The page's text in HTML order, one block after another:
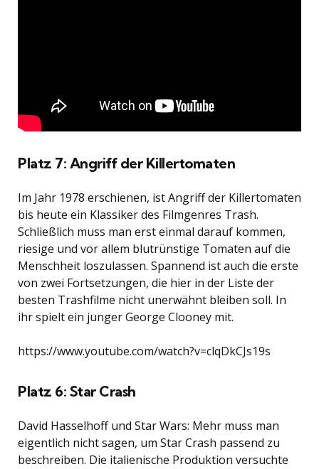
Platz 7: Angriff der Killertomaten
Im Jahr 1978 erschienen, ist Angriff der Killertomaten
bis heute ein Klassiker des Filmgenres Trash.
Schließlich muss man erst einmal darauf kommen,
riesige und vor allem blutrünstige Tomaten auf die
Menschheit loszulassen. Spannend ist auch die erste
von zwei Fortsetzungen, die hier in der Liste der
besten Trashfilme nicht unerwähnt bleiben soll. In
ihr spielt ein junger George Clooney mit.
https://www.youtube.com/watch?v=clqDkCJs19s
Platz 6: Star Crash
David Hasselhoff und Star Wars: Mehr muss man
eigentlich nicht sagen, um Star Crash passend zu
beschreiben. Die italienische Produktion versuchte